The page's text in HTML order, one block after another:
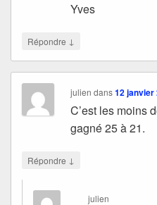
Yves
Répondre ↓
julien dans12 janvier
C’est les moins
gagné 25 à 21.
Répondre ↓
julien